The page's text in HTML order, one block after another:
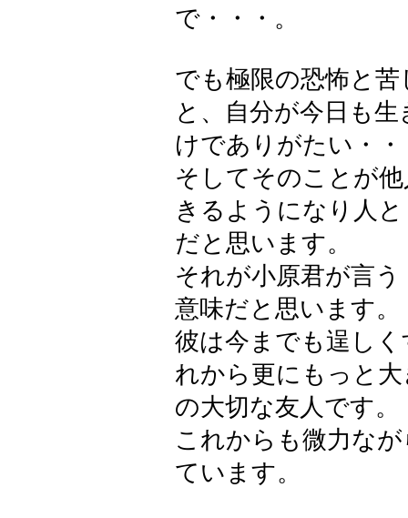
で・・・。
でも極限の恐怖と
と、自分が今日も
けでありがたい・・
そしてそのことが
きるようになり人
だと思います。
それが小原君が言
意味だと思います。
彼は今までも逞し
れから更にもっと
の大切な友人です。
これからも微力な
ています。